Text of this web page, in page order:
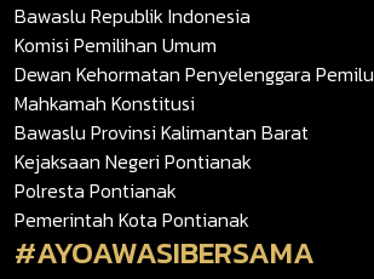
Bawaslu Republik Indonesia
Komisi Pemilihan Umum
Dewan Kehormatan Penyelenggara Pemilu
Mahkamah Konstitusi
Bawaslu Provinsi Kalimantan Barat
Kejaksaan Negeri Pontianak
Polresta Pontianak
Pemerintah Kota Pontianak
#AYOAWASIBERSAMA